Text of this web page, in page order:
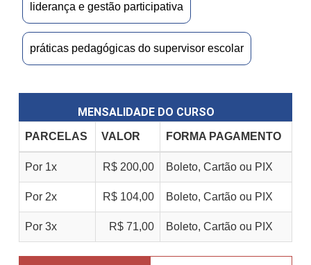
liderança e gestão participativa
práticas pedagógicas do supervisor escolar
MENSALIDADE DO CURSO
PARCELAS VALOR FORMA PAGAMENTO
Por 1x R$ 200,00 Boleto, Cartão ou PIX
Por 2x R$ 104,00 Boleto, Cartão ou PIX
Por 3x R$ 71,00 Boleto, Cartão ou PIX